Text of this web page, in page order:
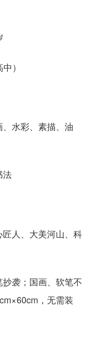
）
水彩、素描、油
人、大美河山、科
袭；国画、软笔不
，无需装